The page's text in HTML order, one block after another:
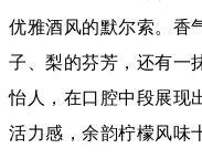
优雅酒风的默尔索。香
子、梨的芬芳，还有一
怡人， 在口腔中段展现
活力感，余韵柠檬风味